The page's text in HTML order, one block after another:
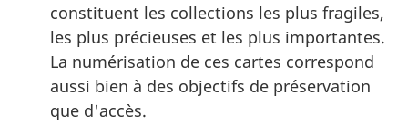
constituent les collections les plus fragiles,
les plus précieuses et les plus importantes.
La numérisation de ces cartes correspond
aussi bien à des objectifs de préservation
que d'accès.